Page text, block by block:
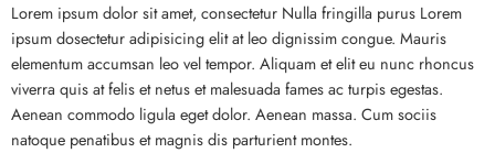
Lorem ipsum dolor sit amet, consectetur Nulla fringilla purus Lorem
ipsum dosectetur adipisicing elit at leo dignissim congue. Mauris
elementum accumsan leo vel tempor. Aliquam et elit eu nunc rhoncus
viverra quis at felis et netus et malesuada fames ac turpis egestas.
Aenean commodo ligula eget dolor. Aenean massa. Cum sociis
natoque penatibus et magnis dis parturient montes.